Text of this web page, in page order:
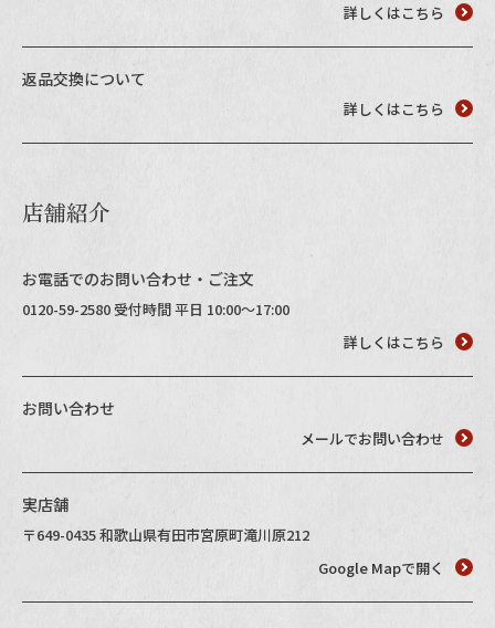
詳しくはこちら
返品交換について
詳しくはこちら
店舗紹介
お電話でのお問い合わせ・ご注文
0120-59-2580 受付時間 平日 10:00～17:00
詳しくはこちら
お問い合わせ
メールでお問い合わせ
実店舗
〒649-0435 和歌山県有田市宮原町滝川原212
Google Mapで開く